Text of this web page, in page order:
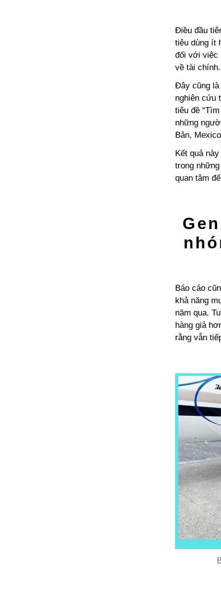
Điều đầu
tiêu dùng ít
đối với việc
về tài chính.
Đây cũng là
nghiên cứu
tiêu đề
những
Bản,
Kết quả
trong
quan tâm
Báo cáo
khả năng
năm qua.
hàng giả
rằng vẫn